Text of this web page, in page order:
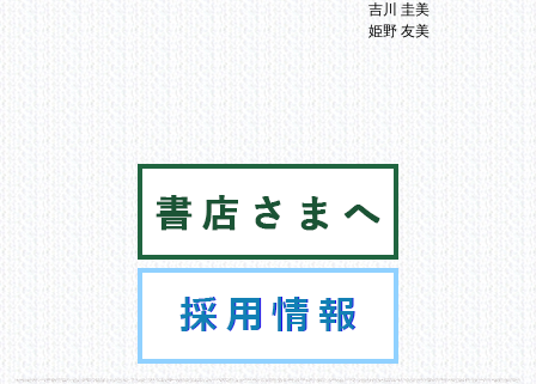
吉川 圭美
姫野 友美